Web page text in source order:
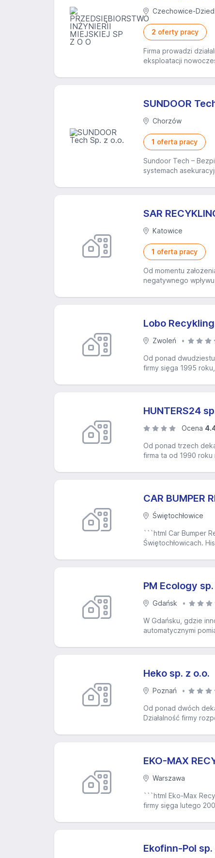
Czechowice-
2 oferty pracy
Firma prowadzi
eksploatacji
SUNDOOR
Chorzów
1 oferta pracy
Sundoor Tech –
systemach
SAR
Katowice
1 oferta pracy
Od momentu
negatywnego
Lobo
Zwoleń
Od ponad
firmy sięga 1995
HUNTERS24
Ocena
Od ponad trzech
firma ta od 1990
CAR BUMPER
Świętochłowice
```html Car Bumper
Świętochłowicach.
PM Ecology
Gdańsk
W Gdańsku, gdzie
automatycznymi
Heko sp. z o.o.
Poznań
Od ponad dwóch
Działalność firmy
EKO-MAX
Warszawa
```html Eko-Max
firmy sięga lutego
Ekofinn-Pol sp.